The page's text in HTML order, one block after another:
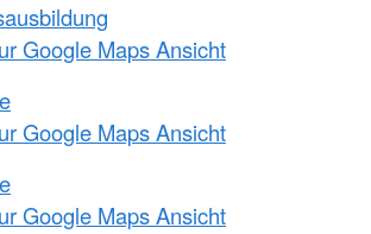
Google Maps Ansicht
Google Maps Ansicht
Google Maps Ansicht